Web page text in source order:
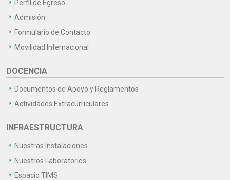
Perfil de Egreso
Admisión
Formulario de Contacto
Movilidad Internacional
DOCENCIA
Documentos de Apoyo y Reglamentos
Actividades Extracurriculares
INFRAESTRUCTURA
Nuestras Instalaciones
Nuestros Laboratorios
Espacio TIMS